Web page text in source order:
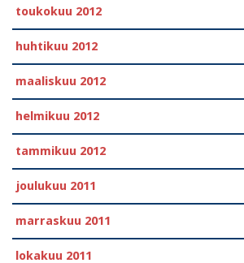
toukokuu 2012
huhtikuu 2012
maaliskuu 2012
helmikuu 2012
tammikuu 2012
joulukuu 2011
marraskuu 2011
lokakuu 2011